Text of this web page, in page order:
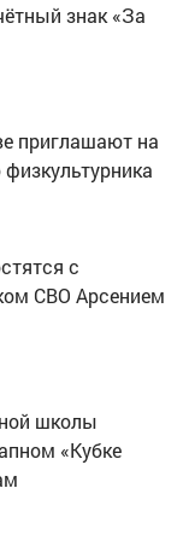
знак «За
приглашают на
с
СВО Арсением
школы
«Кубке